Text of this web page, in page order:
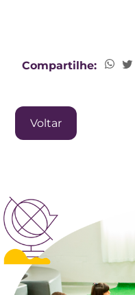
Compartilhe:
Voltar